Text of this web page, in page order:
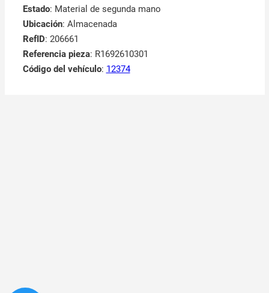
Estado: Material de segunda mano
Ubicación: Almacenada
RefID: 206661
Referencia pieza: R1692610301
Código del vehículo: 12374